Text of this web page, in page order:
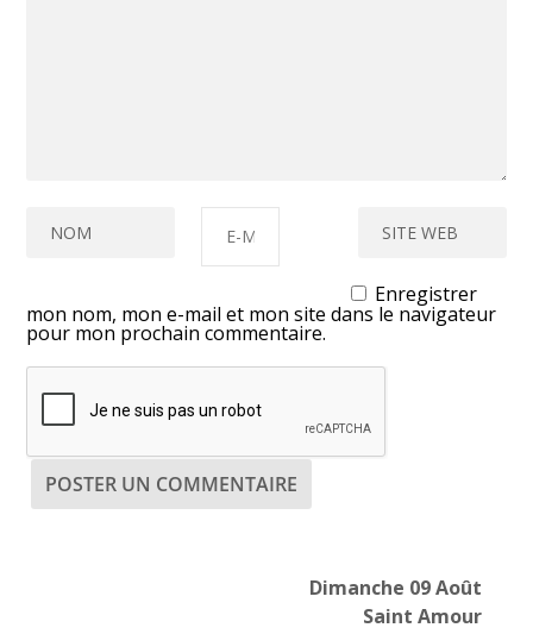
Enregistrer
mon nom, mon e-mail et mon site dans le navigateur
pour mon prochain commentaire.
Dimanche 09 Août
Saint Amour